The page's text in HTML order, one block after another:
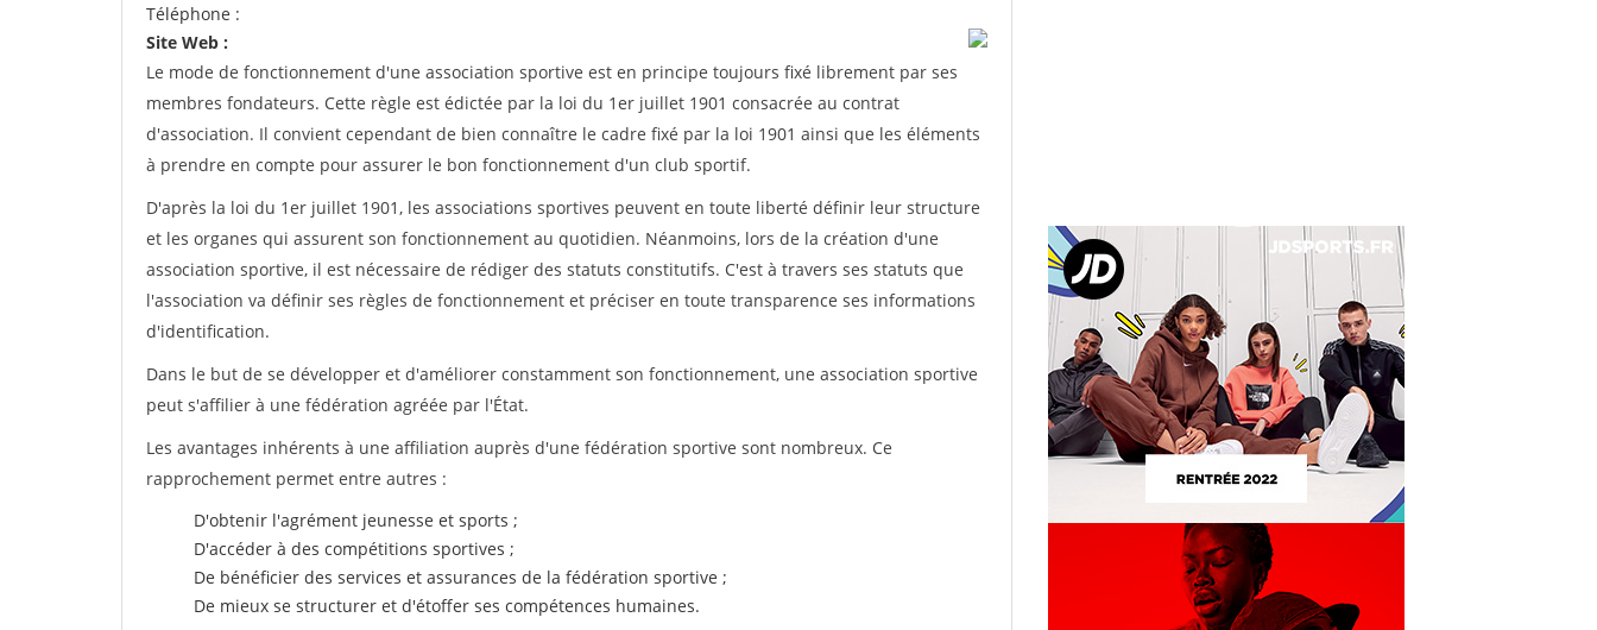
Téléphone :
Site Web :
Le mode de fonctionnement d'une association sportive est en principe toujours fixé librement par ses
membres fondateurs. Cette règle est édictée par la loi du 1er juillet 1901 consacrée au contrat
d'association. Il convient cependant de bien connaître le cadre fixé par la loi 1901 ainsi que les éléments
à prendre en compte pour assurer le bon fonctionnement d'un club sportif.
D'après la loi du 1er juillet 1901, les associations sportives peuvent en toute liberté définir leur structure
et les organes qui assurent son fonctionnement au quotidien. Néanmoins, lors de la création d'une
association sportive, il est nécessaire de rédiger des statuts constitutifs. C'est à travers ses statuts que
l'association va définir ses règles de fonctionnement et préciser en toute transparence ses informations
d'identification.
Dans le but de se développer et d'améliorer constamment son fonctionnement, une association sportive
peut s'affilier à une fédération agréée par l'État.
Les avantages inhérents à une affiliation auprès d'une fédération sportive sont nombreux. Ce
rapprochement permet entre autres :
D'obtenir l'agrément jeunesse et sports ;
D'accéder à des compétitions sportives ;
De bénéficier des services et assurances de la fédération sportive ;
De mieux se structurer et d'étoffer ses compétences humaines.